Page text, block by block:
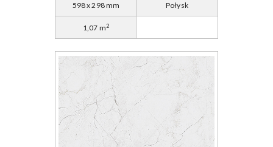
598 x 298 mm Połysk
1,07 m2